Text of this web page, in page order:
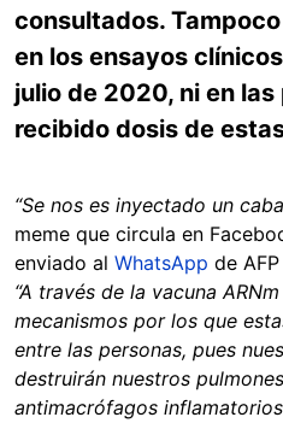
consultados.
en los ensayos
julio de 2020, ni en
recibido dosis de
“Se nos es inyectado un
meme que circula en
enviado al WhatsApp de
“A través de la vacuna
mecanismos por los que
entre las personas, pues
destruirán nuestros
antimacrófagos